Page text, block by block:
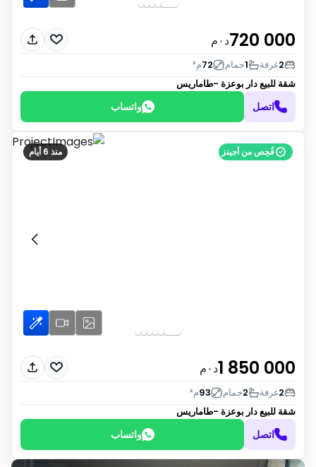
720 000د٠م
2غرفة 1حمام 72م²
شقة للبيعدار بوعزة -طاماريس
اتصل واتساب
منذ 6 أيام فُحِص من أجينز
1 850 000د٠م
2غرفة 2حمام 93م²
شقة للبيعدار بوعزة -طاماريس
اتصل واتساب